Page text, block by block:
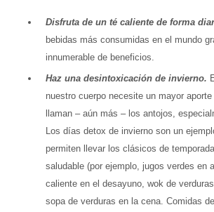
Disfruta de un té caliente de forma
bebidas más consumidas en el mundo
innumerable de beneficios.
Haz una desintoxicación de invierno.
nuestro cuerpo necesite un mayor
llaman – aún más – los antojos,
Los días detox de invierno son un
permiten llevar los clásicos de
saludable (por ejemplo, jugos verdes en
caliente en el desayuno, wok de
sopa de verduras en la cena. Comidas